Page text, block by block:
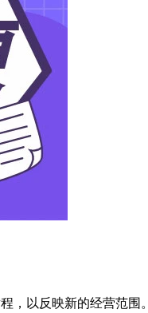
，以反映新的经营范围。